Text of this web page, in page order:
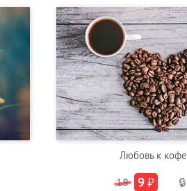
Любовь к кофе
18 9₽ 🔒